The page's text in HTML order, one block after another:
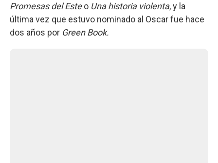
Promesas del Esteo Una historia violenta, y la
última vez que estuvo nominado al Oscar fue hace
dos años por Green Book.